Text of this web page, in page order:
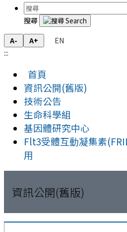
搜尋
A- A+
EN
:::
首頁
資訊公開(舊版)
技術公告
生命科學組
基因體研究中心
Flt3受體互動凝集素
用
資訊公開(舊版)